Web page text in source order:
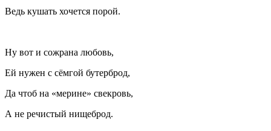
Ведь кушать хочется порой.
Ну вот и сожрана любовь,
Ей нужен с сёмгой бутерброд,
Да чтоб на «мерине» свекровь,
А не речистый нищеброд.